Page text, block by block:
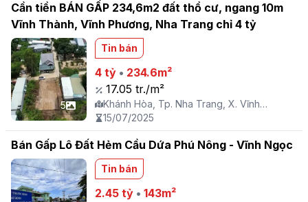
Cần tiền BÁN GẤP 234,6m2 đất thổ cư, ngang 10m
Vĩnh Thành, Vĩnh Phương, Nha Trang chỉ 4 tỷ
5
Tin bán
4 tỷ • 234.6m²
17.05 tr./m²
Khánh Hòa, Tp. Nha Trang, X. Vĩnh
Phương
15/07/2025
Bán Gấp Lô Đất Hẻm Cầu Dứa Phú Nông - Vĩnh Ngọc
Tin bán
2.45 tỷ •143m²